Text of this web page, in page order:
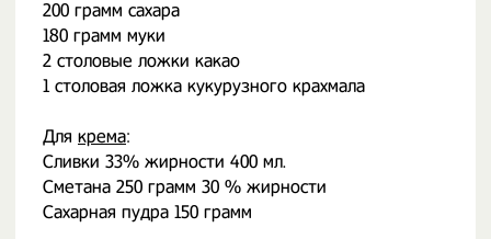
200 грамм сахара
180 грамм муки
2 столовые ложки какао
1 столовая ложка кукурузного крахмала
Для крема:
Сливки 33% жирности 400 мл.
Сметана 250 грамм 30 % жирности
Сахарная пудра 150 грамм